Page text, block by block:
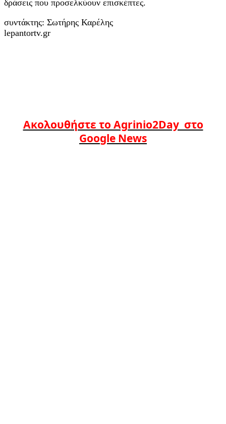
δράσεις που προσελκύουν επισκέπτες.
συντάκτης: Σωτήρης Καρέλης
lepantortv.gr
Ακολουθήστε το Agrinio2Day στο
Google News